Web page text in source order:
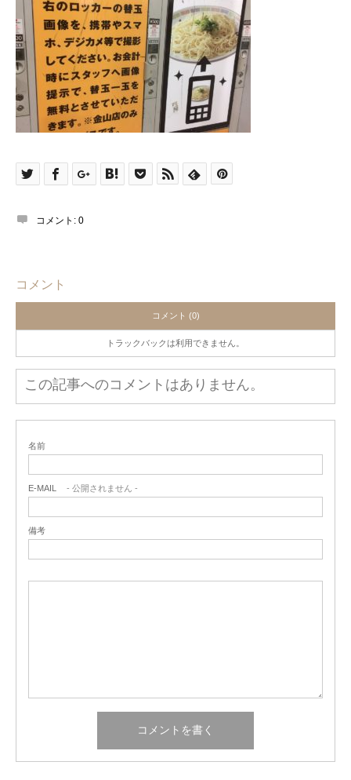
コメント: 0
コメント
コメント (0)
トラックバックは利用できません。
この記事へのコメントはありません。
名前
E-MAIL - 公開されません -
備考